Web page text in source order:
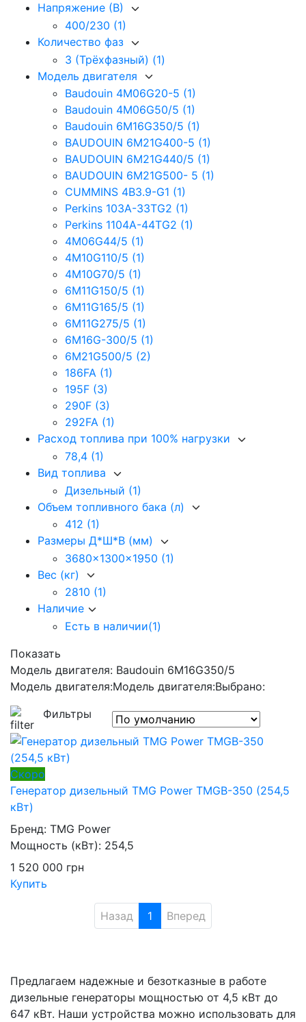
Напряжение (В)
400/230 (1)
Количество фаз
3 (Трёхфазный) (1)
Модель двигателя
Baudouin 4M06G20-5 (1)
Baudouin 4M06G50/5 (1)
Baudouin 6M16G350/5 (1)
BAUDOUIN 6M21G400-5 (1)
BAUDOUIN 6M21G440/5 (1)
BAUDOUIN 6M21G500- 5 (1)
CUMMINS 4B3.9-G1 (1)
Perkins 103A-33TG2 (1)
Perkins 1104A-44TG2 (1)
4M06G44/5 (1)
4M10G110/5 (1)
4M10G70/5 (1)
6M11G150/5 (1)
6M11G165/5 (1)
6M11G275/5 (1)
6M16G-300/5 (1)
6M21G500/5 (2)
186FA (1)
195F (3)
290F (3)
292FA (1)
Расход топлива при 100% нагрузки
78,4 (1)
Вид топлива
Дизельный (1)
Объем топливного бака (л)
412 (1)
Размеры Д*Ш*В (мм)
3680x1300x1950 (1)
Вес (кг)
2810 (1)
Наличие
Есть в наличии(1)
Показать
Модель двигателя: Baudouin 6M16G350/5
Модель двигателя:Модель двигателя:Выбрано:
Фильтры
Скоро
Генератор дизельный TMG Power TMGB-350 (254,5
кВт)
Бренд: TMG Power
Мощность (кВт): 254,5
1 520 000 грн
Купить
Назад 1 Вперед
Предлагаем надежные и безотказные в работе
дизельные генераторы мощностью от 4,5 кВт до
647 кВт. Наши устройства можно использовать для